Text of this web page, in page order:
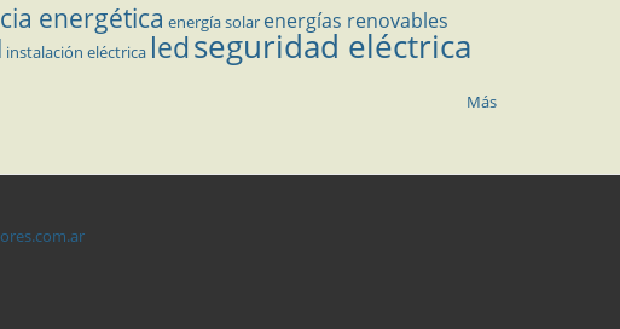
energética energía solar energías renovables
instalación eléctrica ledseguridad eléctrica
Más